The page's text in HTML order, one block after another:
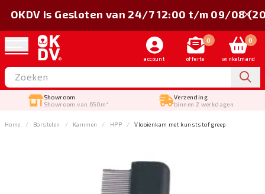
account
0
offerte
0
winkelmand
Showroom
Showroom van 650m²
Verzending
binnen 2 werkdagen
OKDV is Gesloten van 24/7 12:00 t/m 09/08
Home Borstelen Kammen HPP Vlooienkam met kunststof greep